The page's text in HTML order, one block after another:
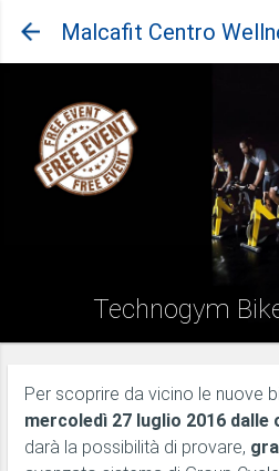
Malcafit Centro
Technogym
Per scoprire da vicino le nuove
mercoledì 27 luglio 2016 dalle
darà la possibilità di provare,